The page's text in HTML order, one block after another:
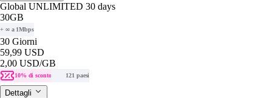
Global UNLIMITED 30 days
30GB
+ ∞ a 1Mbps
30 Giorni
59,99 USD
2,00 USD/GB
10% di sconto 121 paesi
Dettagli